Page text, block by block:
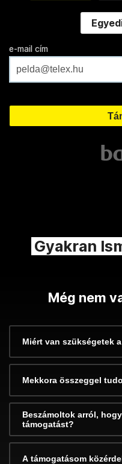
e-mail cím
Gyakran
Még nem
Miért van szükségetek
Mekkora összeggel
Beszámoltok arról,
támogatást?
A támogatásom